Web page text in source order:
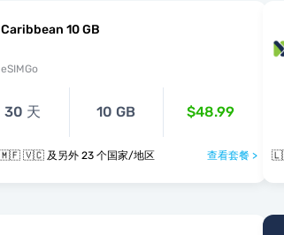
Caribbean 10 GB
eSIMGo
30 天 10 GB $48.99
🇱🇨 🇲🇫 🇻🇨 及另外 23 个国家/地区 查看套餐 >